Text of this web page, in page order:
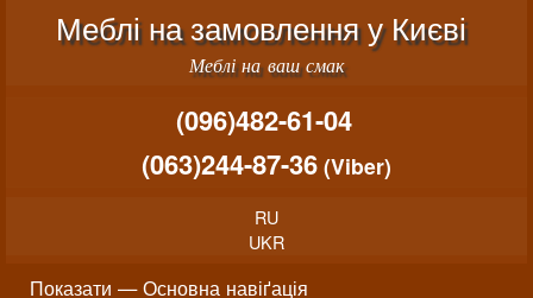
Перейти до основного
Меню облікового запису користувача
Меблі на замовлення у Києві
Меблі на ваш смак
(096)482-61-04
(063)244-87-36 (Viber)
RU
UKR
Основна навіґація
Показати — Основна навіґація